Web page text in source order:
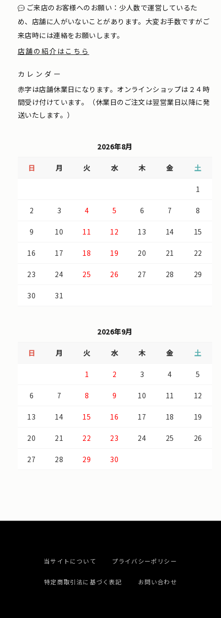
ご来店のお客様へのお願い：少人数で運営しているた
め、店舗に人がいないことがあります。大変お手数ですがご
来店時には連絡をお願いします。
店舗の紹介はこちら
カレンダー
赤字は店舗休業日になります。オンラインショップは２４時
間受け付けています。（休業日のご注文は翌営業日以降に発
送いたします。）
2026年8月
日 月 火 水 木 金 土
1
2 3 4 5 6 7 8
9 10 11 12 13 14 15
16 17 18 19 20 21 22
23 24 25 26 27 28 29
30 31
2026年9月
日 月 火 水 木 金 土
1 2 3 4 5
6 7 8 9 10 11 12
13 14 15 16 17 18 19
20 21 22 23 24 25 26
27 28 29 30
当サイトについて プライバシーポリシー
特定商取引法に基づく表記 お問い合わせ